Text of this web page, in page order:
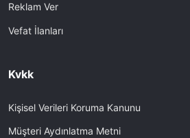
Reklam Ver
Vefat İlanları
Kvkk
Kişisel Verileri Koruma Kanunu
Müşteri Aydınlatma Metni